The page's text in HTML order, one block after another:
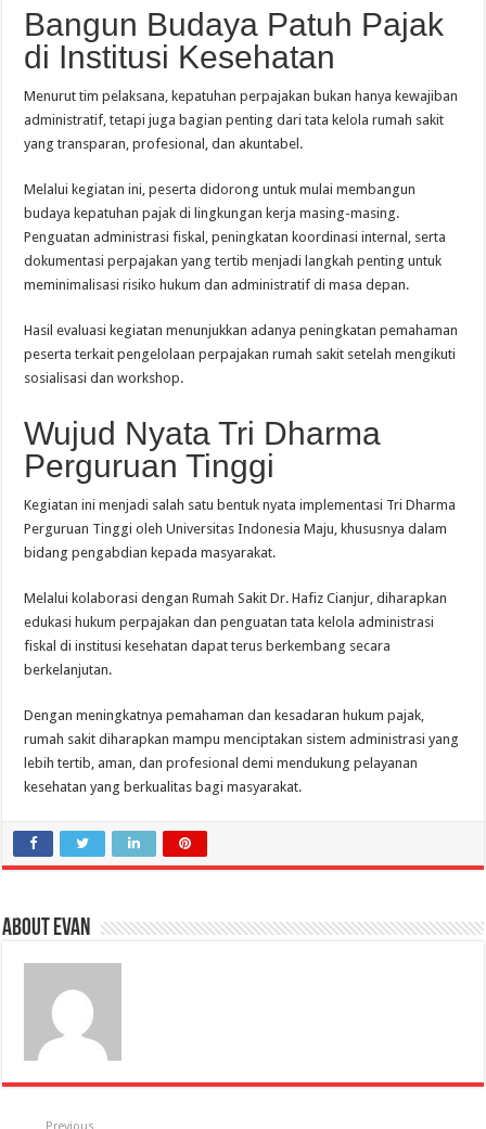
Bangun Budaya Patuh Pajak
di Institusi Kesehatan
Menurut tim pelaksana, kepatuhan perpajakan bukan hanya kewajiban
administratif, tetapi juga bagian penting dari tata kelola rumah sakit
yang transparan, profesional, dan akuntabel.
Melalui kegiatan ini, peserta didorong untuk mulai membangun
budaya kepatuhan pajak di lingkungan kerja masing-masing.
Penguatan administrasi fiskal, peningkatan koordinasi internal, serta
dokumentasi perpajakan yang tertib menjadi langkah penting untuk
meminimalisasi risiko hukum dan administratif di masa depan.
Hasil evaluasi kegiatan menunjukkan adanya peningkatan pemahaman
peserta terkait pengelolaan perpajakan rumah sakit setelah mengikuti
sosialisasi dan workshop.
Wujud Nyata Tri Dharma
Perguruan Tinggi
Kegiatan ini menjadi salah satu bentuk nyata implementasi Tri Dharma
Perguruan Tinggi oleh Universitas Indonesia Maju, khususnya dalam
bidang pengabdian kepada masyarakat.
Melalui kolaborasi dengan Rumah Sakit Dr. Hafiz Cianjur, diharapkan
edukasi hukum perpajakan dan penguatan tata kelola administrasi
fiskal di institusi kesehatan dapat terus berkembang secara
berkelanjutan.
Dengan meningkatnya pemahaman dan kesadaran hukum pajak,
rumah sakit diharapkan mampu menciptakan sistem administrasi yang
lebih tertib, aman, dan profesional demi mendukung pelayanan
kesehatan yang berkualitas bagi masyarakat.
About evan